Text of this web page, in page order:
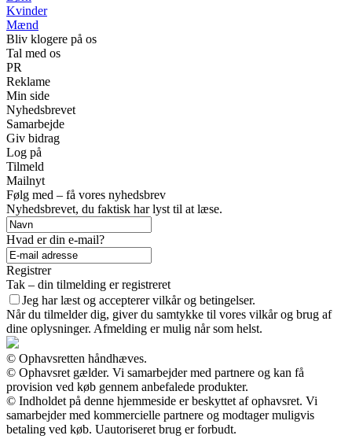
Kvinder
Mænd
Bliv klogere på os
Tal med os
PR
Reklame
Min side
Nyhedsbrevet
Samarbejde
Giv bidrag
Log på
Tilmeld
Mailnyt
Følg med – få vores nyhedsbrev
Nyhedsbrevet, du faktisk har lyst til at læse.
Hvad er din e-mail?
Registrer
Tak – din tilmelding er registreret
Jeg har læst og accepterer vilkår og betingelser.
Når du tilmelder dig, giver du samtykke til vores vilkår og brug af
dine oplysninger. Afmelding er mulig når som helst.
© Ophavsretten håndhæves.
© Ophavsret gælder. Vi samarbejder med partnere og kan få
provision ved køb gennem anbefalede produkter.
© Indholdet på denne hjemmeside er beskyttet af ophavsret. Vi
samarbejder med kommercielle partnere og modtager muligvis
betaling ved køb. Uautoriseret brug er forbudt.